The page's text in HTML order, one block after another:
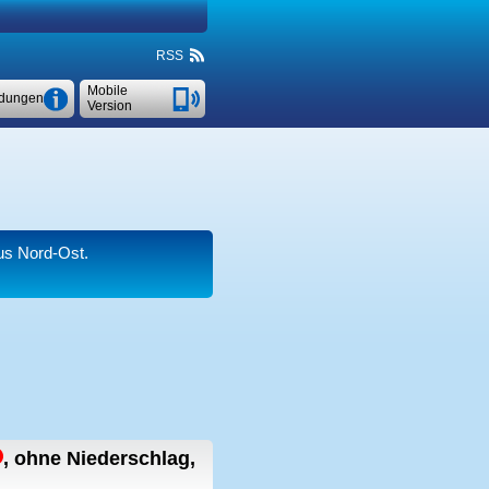
RSS
Mobile
Version
Nord-Ost.
, ohne Niederschlag,